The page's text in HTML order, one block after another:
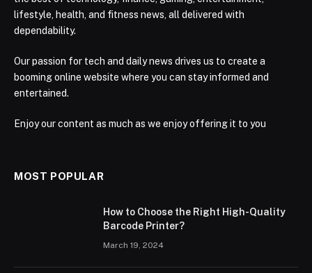
lifestyle, health, and fitness news, all delivered with
dependability.
Our passion for tech and daily news drives us to create a
booming online website where you can stay informed and
entertained.
Enjoy our content as much as we enjoy offering it to you
MOST POPULAR
How to Choose the Right High-Quality
Barcode Printer?
March 19, 2024